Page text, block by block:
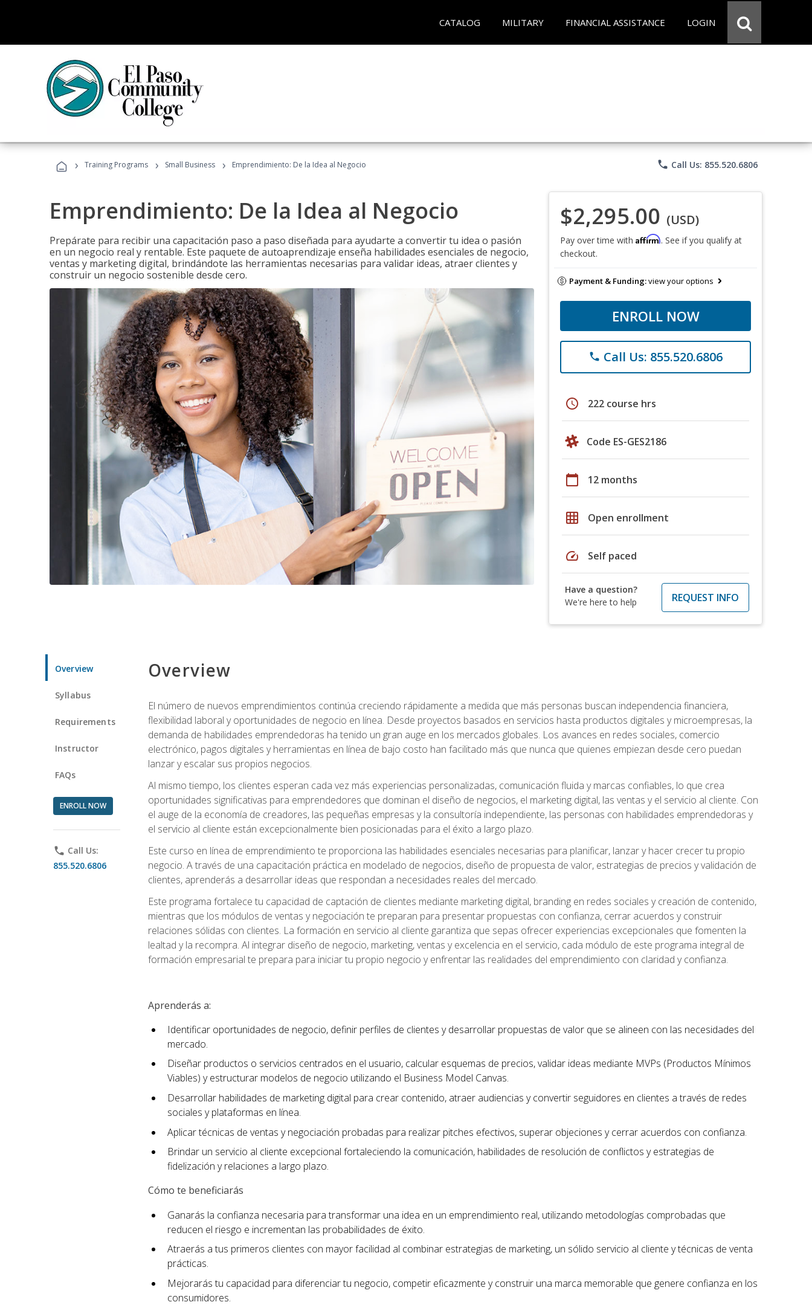
CATALOG MILITARY FINANCIAL ASSISTANCE LOGIN
› Training Programs › Small Business › Emprendimiento: De la Idea al Negocio phone Call Us: 855.520.6806
Emprendimiento: De la Idea al Negocio
Prepárate para recibir una capacitación paso a paso diseñada para ayudarte a convertir tu idea o pasión
en un negocio real y rentable. Este paquete de autoaprendizaje enseña habilidades esenciales de negocio,
ventas y marketing digital, brindándote las herramientas necesarias para validar ideas, atraer clientes y
construir un negocio sostenible desde cero.
$2,295.00 (USD)
Pay over time with Affirm. See if you qualify at
checkout.
Payment & Funding:view your options
ENROLL NOW
phone Call Us: 855.520.6806
schedule 222 course hrs
Code ES-GES2186
calendar_today 12 months
grid_on Open enrollment
speed Self paced
Have a question?
We're here to help
REQUEST INFO
Overview
Syllabus
Requirements
Instructor
FAQs
ENROLL NOW
phone Call Us:
855.520.6806
Overview
El número de nuevos emprendimientos continúa creciendo rápidamente a medida que más personas buscan independencia financiera,
flexibilidad laboral y oportunidades de negocio en línea. Desde proyectos basados en servicios hasta productos digitales y microempresas, la
demanda de habilidades emprendedoras ha tenido un gran auge en los mercados globales. Los avances en redes sociales, comercio
electrónico, pagos digitales y herramientas en línea de bajo costo han facilitado más que nunca que quienes empiezan desde cero puedan
lanzar y escalar sus propios negocios.
Al mismo tiempo, los clientes esperan cada vez más experiencias personalizadas, comunicación fluida y marcas confiables, lo que crea
oportunidades significativas para emprendedores que dominan el diseño de negocios, el marketing digital, las ventas y el servicio al cliente. Con
el auge de la economía de creadores, las pequeñas empresas y la consultoría independiente, las personas con habilidades emprendedoras y
el servicio al cliente están excepcionalmente bien posicionadas para el éxito a largo plazo.
Este curso en línea de emprendimiento te proporciona las habilidades esenciales necesarias para planificar, lanzar y hacer crecer tu propio
negocio. A través de una capacitación práctica en modelado de negocios, diseño de propuesta de valor, estrategias de precios y validación de
clientes, aprenderás a desarrollar ideas que respondan a necesidades reales del mercado.
Este programa fortalece tu capacidad de captación de clientes mediante marketing digital, branding en redes sociales y creación de contenido,
mientras que los módulos de ventas y negociación te preparan para presentar propuestas con confianza, cerrar acuerdos y construir
relaciones sólidas con clientes. La formación en servicio al cliente garantiza que sepas ofrecer experiencias excepcionales que fomenten la
lealtad y la recompra. Al integrar diseño de negocio, marketing, ventas y excelencia en el servicio, cada módulo de este programa integral de
formación empresarial te prepara para iniciar tu propio negocio y enfrentar las realidades del emprendimiento con claridad y confianza.
Aprenderás a:
Identificar oportunidades de negocio, definir perfiles de clientes y desarrollar propuestas de valor que se alineen con las necesidades del
mercado.
Diseñar productos o servicios centrados en el usuario, calcular esquemas de precios, validar ideas mediante MVPs (Productos Mínimos
Viables) y estructurar modelos de negocio utilizando el Business Model Canvas.
Desarrollar habilidades de marketing digital para crear contenido, atraer audiencias y convertir seguidores en clientes a través de redes
sociales y plataformas en línea.
Aplicar técnicas de ventas y negociación probadas para realizar pitches efectivos, superar objeciones y cerrar acuerdos con confianza.
Brindar un servicio al cliente excepcional fortaleciendo la comunicación, habilidades de resolución de conflictos y estrategias de
fidelización y relaciones a largo plazo.
Cómo te beneficiarás
Ganarás la confianza necesaria para transformar una idea en un emprendimiento real, utilizando metodologías comprobadas que
reducen el riesgo e incrementan las probabilidades de éxito.
Atraerás a tus primeros clientes con mayor facilidad al combinar estrategias de marketing, un sólido servicio al cliente y técnicas de venta
prácticas.
Mejorarás tu capacidad para diferenciar tu negocio, competir eficazmente y construir una marca memorable que genere confianza en los
consumidores.